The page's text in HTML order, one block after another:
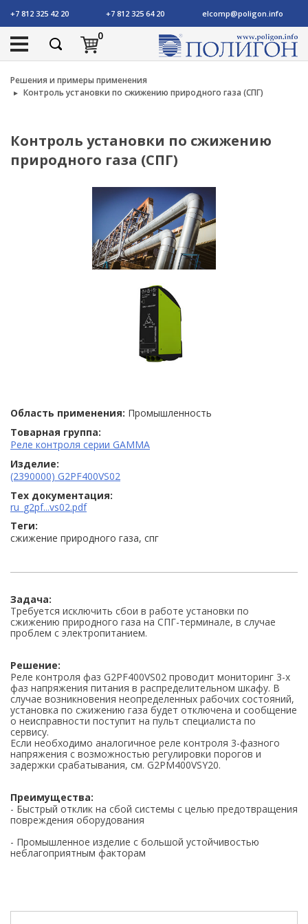
+7 812 325 42 20 +7 812 325 64 20 elcomp@poligon.info
0
Решения и примеры применения
Контроль установки по сжижению природного газа (СПГ)
Контроль установки по сжижению
природного газа (СПГ)
Область применения: Промышленность
Товарная группа:
Реле контроля серии GAMMA
Изделие:
(2390000) G2PF400VS02
Тех документация:
ru_g2pf...vs02.pdf
Теги:
сжижение природного газа, спг
Задача:
Требуется исключить сбои в работе установки по
сжижению природного газа на СПГ-терминале, в случае
проблем с электропитанием.
Решение:
Реле контроля фаз G2PF400VS02 проводит мониторинг 3-х
фаз напряжения питания в распределительном шкафу. В
случае возникновения неопределенных рабочих состояний,
установка по сжижению газа будет отключена и сообщение
о неисправности поступит на пульт специалиста по
сервису.
Если необходимо аналогичное реле контроля 3-фазного
напряжения с возможностью регулировки порогов и
задержки срабатывания, см. G2PM400VSY20.
Преимущества:
- Быстрый отклик на сбой системы с целью предотвращения
повреждения оборудования
- Промышленное изделие с большой устойчивостью
неблагоприятным факторам